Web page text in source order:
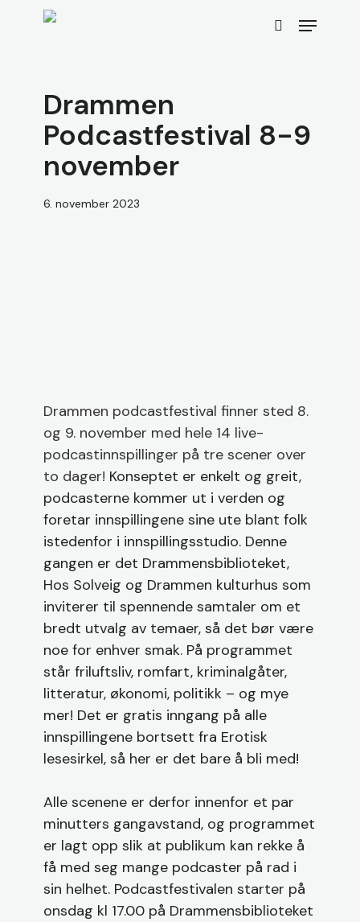
search
Menu
Drammen
Podcastfestival 8-9
november
6. november 2023
Drammen podcastfestival finner sted 8.
og 9. november med hele 14 live-
podcastinnspillinger på tre scener over
to dager! Konseptet er enkelt og greit,
podcasterne kommer ut i verden og
foretar innspillingene sine ute blant folk
istedenfor i innspillingsstudio. Denne
gangen er det Drammensbiblioteket,
Hos Solveig og Drammen kulturhus som
inviterer til spennende samtaler om et
bredt utvalg av temaer, så det bør være
noe for enhver smak. På programmet
står friluftsliv, romfart, kriminalgåter,
litteratur, økonomi, politikk – og mye
mer! Det er gratis inngang på alle
innspillingene bortsett fra Erotisk
lesesirkel, så her er det bare å bli med!
Alle scenene er derfor innenfor et par
minutters gangavstand, og programmet
er lagt opp slik at publikum kan rekke å
få med seg mange podcaster på rad i
sin helhet. Podcastfestivalen starter på
onsdag kl 17.00 på Drammensbiblioteket